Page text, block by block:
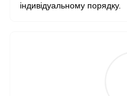
індивідуальному порядку.